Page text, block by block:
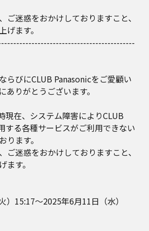
ご迷惑をおかけしておりますこと、
げます。
らびにCLUB Panasonicをご愛顧い
ありがとうございます。
現在、システム障害によりCLUB
する各種サービスがご利用できない
ります。
ご迷惑をおかけしておりますこと、
ます。
）15:17～2025年6月11日（水）